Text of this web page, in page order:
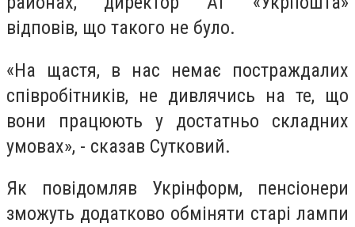
відповів, що такого не було.
«На щастя, в нас немає постраждалих
співробітників, не дивлячись на те, що
вони працюють у достатньо складних
умовах», - сказав Сутковий.
Як повідомляв Укрінформ, пенсіонери
зможуть додатково обміняти старі лампи